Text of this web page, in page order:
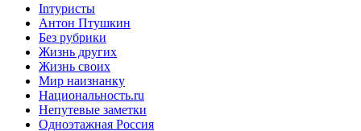
Inтуристы
Антон Птушкин
Без рубрики
Жизнь других
Жизнь своих
Мир наизнанку
Национальность.ru
Непутевые заметки
Одноэтажная Россия